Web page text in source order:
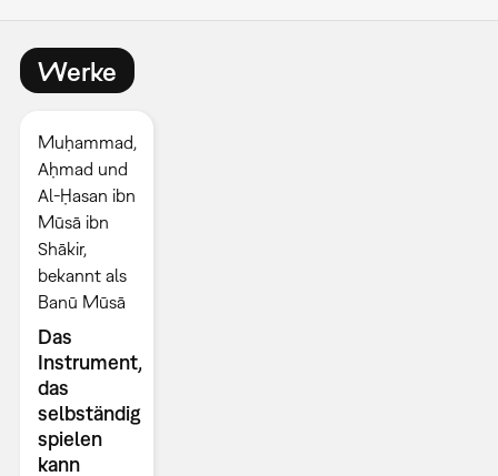
Werke
Muḥammad,
Aḥmad und
Al-Ḥasan ibn
Mūsā ibn
Shākir,
bekannt als
Banū Mūsā
Das
Instrument,
das
selbständig
spielen
kann